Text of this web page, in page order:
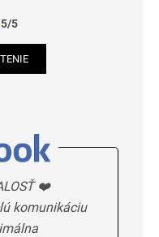
5/5
❤️
komunikáciu